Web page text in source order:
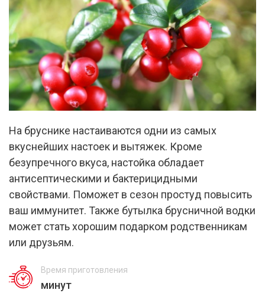
На бруснике настаиваются одни из самых
вкуснейших настоек и вытяжек. Кроме
безупречного вкуса, настойка обладает
антисептическими и бактерицидными
свойствами. Поможет в сезон простуд повысить
ваш иммунитет. Также бутылка брусничной водки
может стать хорошим подарком родственникам
или друзьям.
Время приготовления
минут